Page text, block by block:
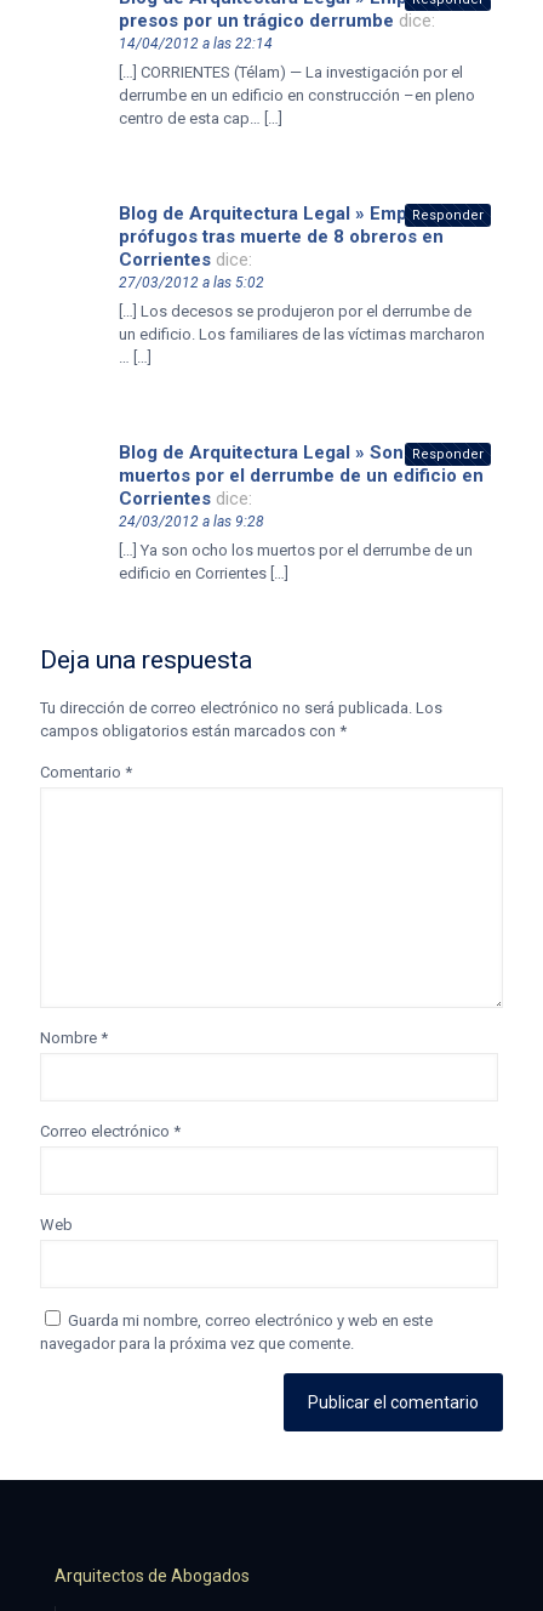
presos por un trágico derrumbe dice:
14/04/2012 a las 22:14
[…] CORRIENTES (Télam) — La investigación por el
derrumbe en un edificio en construcción –en pleno
centro de esta cap… […]
Blog de Arquitectura Legal » Empresarios
prófugos tras muerte de 8 obreros en
Corrientes dice:
27/03/2012 a las 5:02
[…] Los decesos se produjeron por el derrumbe de
un edificio. Los familiares de las víctimas marcharon
… […]
Responder
Blog de Arquitectura Legal » Son ocho los
muertos por el derrumbe de un edificio en
Corrientes dice:
24/03/2012 a las 9:28
[…] Ya son ocho los muertos por el derrumbe de un
edificio en Corrientes […]
Responder
Deja una respuesta
Tu dirección de correo electrónico no será publicada. Los
campos obligatorios están marcados con *
Comentario *
Nombre *
Correo electrónico *
Web
Guarda mi nombre, correo electrónico y web en este
navegador para la próxima vez que comente.
Arquitectos de Abogados